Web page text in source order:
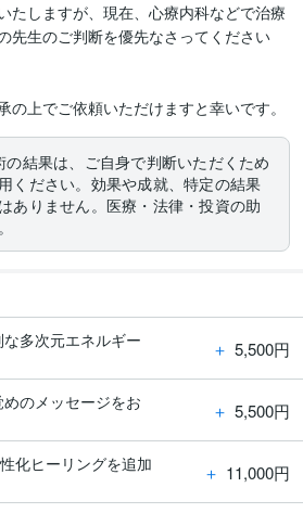
たしますが、現在、心療内科などで治療
先生のご判断を優先なさってください
の上でご依頼いただけますと幸いです。
結果は、ご自身で判断いただくため
ください。効果や成就、特定の結果
ありません。医療・法律・投資の助
多次元エネルギー
＋ 5,500円
のメッセージをお
＋ 5,500円
化ヒーリングを追加
＋ 11,000円